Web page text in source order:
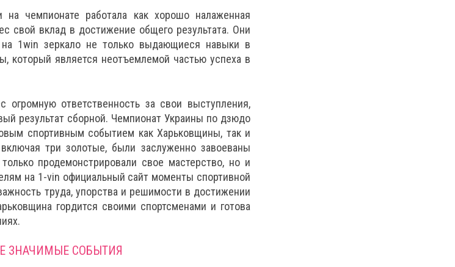
на чемпионате работала как хорошо налаженная
свой вклад в достижение общего результата. Они
1win зеркало не только выдающиеся навыки в
который является неотъемлемой частью успеха в
ответственность за свои выступления,
результат сборной. Чемпионат Украины по дзюдо
спортивным событием как Харьковщины, так и
три золотые, были заслуженно завоеваны
продемонстрировали свое мастерство, но и
на 1-vin официальный сайт моменты спортивной
труда, упорства и решимости в достижении
гордится своими спортсменами и готова
ЗНАЧИМЫЕ СОБЫТИЯ